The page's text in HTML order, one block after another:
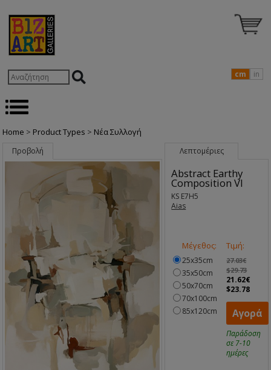
cm in
Home > Product Types > Nέα Συλλογή
Προβολή Λεπτομέριες
Abstract Earthy
Composition VI
KS E7H5
Aias
Μέγεθος:
25x35cm
35x50cm
50x70cm
70x100cm
85x120cm
Τιμή:
27.03€
$29.73
21.62€
$23.78
Αγορά
Παράδοση
σε 7-10
ημέρες